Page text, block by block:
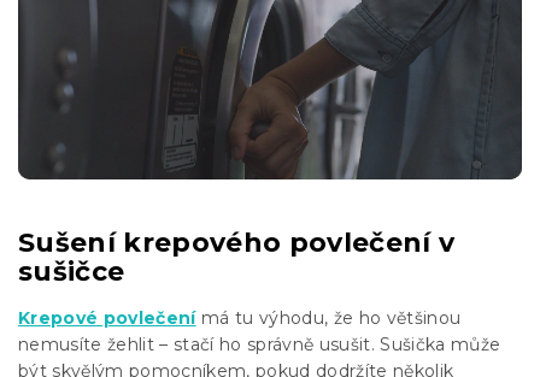
Sušení krepového povlečení v
sušičce
Krepové povlečenímá tu výhodu, že ho většinou
nemusíte žehlit – stačí ho správně usušit. Sušička může
být skvělým pomocníkem, pokud dodržíte několik